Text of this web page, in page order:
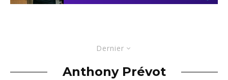
Dernier
Anthony Prévot